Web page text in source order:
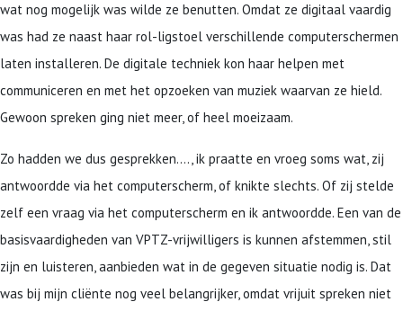
wat nog mogelijk was wilde ze benutten. Omdat ze digitaal vaardig
was had ze naast haar rol-ligstoel verschillende computerschermen
laten installeren. De digitale techniek kon haar helpen met
communiceren en met het opzoeken van muziek waarvan ze hield.
Gewoon spreken ging niet meer, of heel moeizaam.
Zo hadden we dus gesprekken…., ik praatte en vroeg soms wat, zij
antwoordde via het computerscherm, of knikte slechts. Of zij stelde
zelf een vraag via het computerscherm en ik antwoordde. Een van de
basisvaardigheden van VPTZ-vrijwilligers is kunnen afstemmen, stil
zijn en luisteren, aanbieden wat in de gegeven situatie nodig is. Dat
was bij mijn cliënte nog veel belangrijker, omdat vrijuit spreken niet